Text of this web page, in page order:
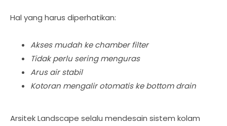
Hal yang harus diperhatikan:
Akses mudah ke chamber filter
Tidak perlu sering menguras
Arus air stabil
Kotoran mengalir otomatis ke bottom drain
Arsitek Landscape selalu mendesain sistem kolam